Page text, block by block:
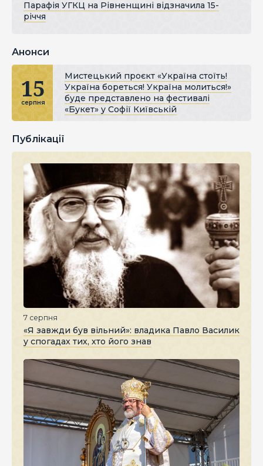
Парафія УГКЦ на Рівненщині відзначила 15-
річчя
Анонси
15
серпня
Мистецький проєкт «Україна стоїть!
Україна бореться! Україна молиться!»
буде представлено на фестивалі
«Букет» у Софії Київській
Публікації
7 серпня
«Я завжди був вільний»: владика Павло Василик
у спогадах тих, хто його знав